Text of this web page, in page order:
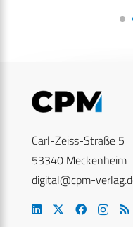
Carl-Zeiss-Straße 5
53340 Meckenheim
digital@cpm-